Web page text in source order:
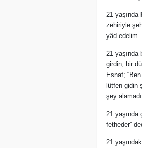
21 yaşında
zehiriyle
yâd edelim.
21 yaşında
girdin, bir
Esnaf;
lütfen gidin
şey
21 yaşında
fetheder”
21